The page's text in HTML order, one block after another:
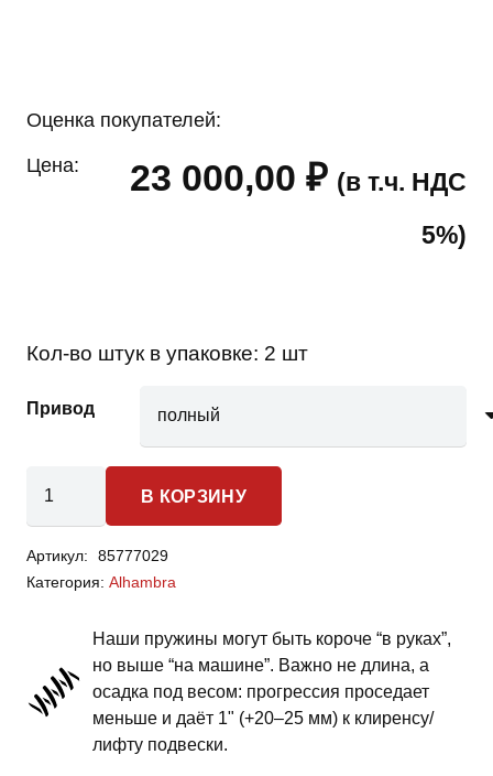
Оценка покупателей:
Цена: 23 000,00 ₽ (в т.ч. НДС
5%)
Кол-во штук в упаковке: 2 шт
Привод
товара
Alhambra
-
подвески
-
В КОРЗИНУ
Артикул:
85777029
Категория: Alhambra
Наши пружины могут быть короче “в руках”,
но выше “на машине”. Важно не длина, а
осадка под весом: прогрессия проседает
меньше и даёт 1" (+20–25 мм) к клиренсу/
лифту подвески.